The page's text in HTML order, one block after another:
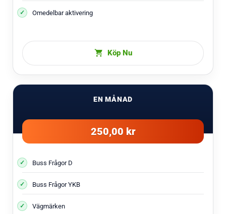
Omedelbar aktivering
Köp Nu
EN MÅNAD
250,00 kr
Buss Frågor D
Buss Frågor YKB
Vägmärken